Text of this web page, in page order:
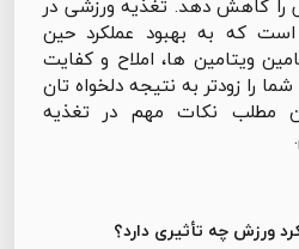
که به بهبود عملکرد حین
ویتامین ها، املاح و کفایت
را زودتر به نتیجه دلخواه تان
مطلب نکات مهم در تغذیه
ورزش چه تأثیری دارد؟